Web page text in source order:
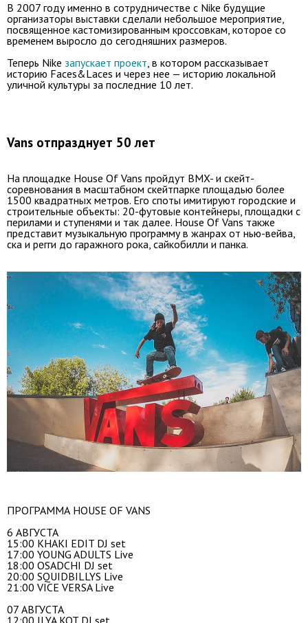
В 2007 году именно в сотрудничестве с Nike будущие
организаторы выставки сделали небольшое мероприятие,
посвященное кастомизированным кроссовкам, которое со
временем выросло до сегодняшних размеров.
Теперь Nike запускает проект, в котором рассказывает
историю Faces&Laces и через нее — историю локальной
уличной культуры за последние 10 лет.
Vans отпразднует 50 лет
На площадке House Of Vans пройдут BMX- и скейт-
соревнования в масштабном скейтпарке площадью более
1500 квадратных метров. Его споты имитируют городские и
строительные объекты: 20-футовые контейнеры, площадки с
перилами и ступенями и так далее. House Of Vans также
представит музыкальную программу в жанрах от нью-вейва,
ска и регги до гаражного рока, сайкобилли и панка.
ПРОГРАММА HOUSE OF VANS
6 АВГУСТА
15:00 KHAKI EDIT DJ set
17:00 YOUNG ADULTS Live
18:00 OSADCHI DJ set
20:00 SQUIDBILLYS Live
21:00 VICE VERSA Live
07 АВГУСТА
12:00 ILYA KOT DJ set